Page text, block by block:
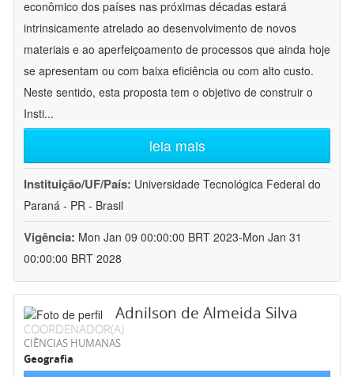
econômico dos países nas próximas décadas estará
intrinsicamente atrelado ao desenvolvimento de novos
materiais e ao aperfeiçoamento de processos que ainda hoje
se apresentam ou com baixa eficiência ou com alto custo.
Neste sentido, esta proposta tem o objetivo de construir o
Insti...
leia mais
Instituição/UF/País: Universidade Tecnológica Federal do
Paraná - PR - Brasil
Vigência: Mon Jan 09 00:00:00 BRT 2023-Mon Jan 31
00:00:00 BRT 2028
Adnilson de Almeida Silva
COORDENADOR(A)
CIÊNCIAS HUMANAS
Geografia